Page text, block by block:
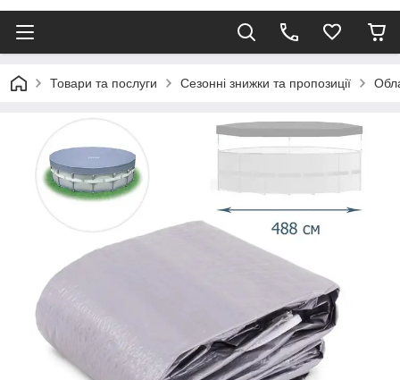
Товари та послуги Сезонні знижки та пропозиції